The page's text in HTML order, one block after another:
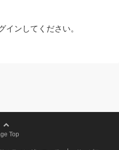
イン してください。
Top